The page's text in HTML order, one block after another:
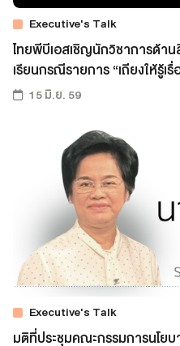
Executive's Talk
ไทยพีบีเอสเชิญนักวิชาการด้า
เรียนกรณีรายการ “เถียงให้รู้เรื่
15 มิ.ย. 59
Executive's Talk
มติที่ประชุมคณะกรรมการนโย